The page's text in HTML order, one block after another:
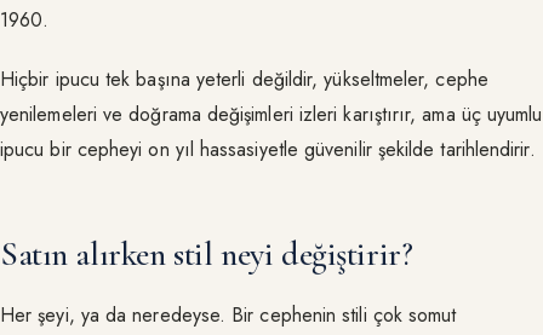
1960.
Hiçbir ipucu tek başına yeterli değildir, yükseltmeler, cephe
yenilemeleri ve doğrama değişimleri izleri karıştırır, ama üç uyumlu
ipucu bir cepheyi on yıl hassasiyetle güvenilir şekilde tarihlendirir.
Satın alırken stil neyi değiştirir?
Her şeyi, ya da neredeyse. Bir cephenin stili çok somut